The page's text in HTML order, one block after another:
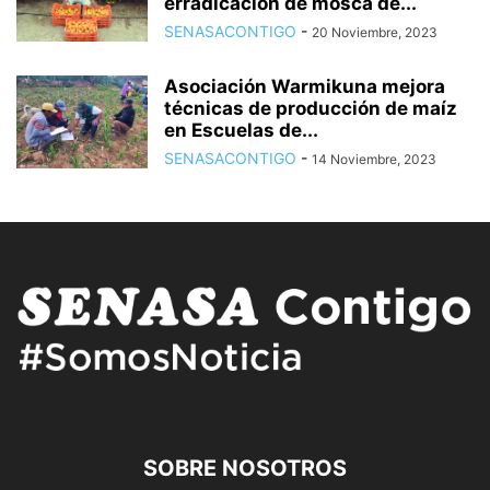
SENASACONTIGO - 20 Noviembre, 2023
Asociación Warmikuna mejora
técnicas de producción de maíz
en Escuelas de...
SENASACONTIGO - 14 Noviembre, 2023
SOBRE NOSOTROS